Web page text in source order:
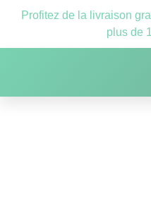
Profitez de la livraison
plus de